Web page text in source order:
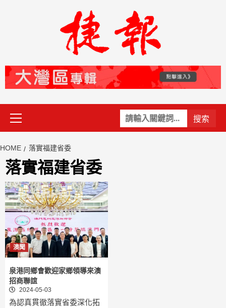
關
鍵
Primary
Menu
HOME 落實福建省委
落實福建省委
澳聞
泉港同鄉會歡迎家鄉領導來澳
招商聯誼
2024-05-03
為認真貫徹落實省委深化拓